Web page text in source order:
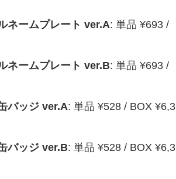
ネームプレート ver.A: 単品 ¥693 /
ネームプレート ver.B: 単品 ¥693 /
バッジ ver.A: 単品 ¥528 / BOX ¥6,3
バッジ ver.B: 単品 ¥528 / BOX ¥6,3